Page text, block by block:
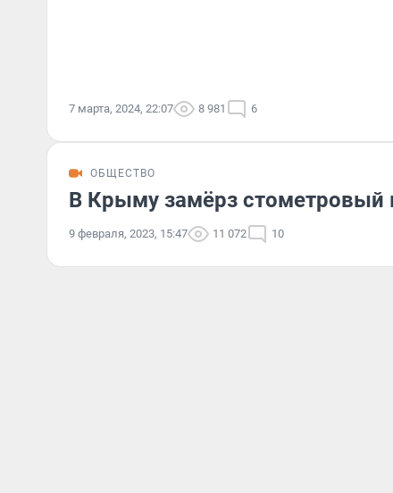
7 марта, 2024, 22:07 8 981 6
ОБЩЕСТВО
В Крыму замёрз стометровый
9 февраля, 2023, 15:47 11 072 10